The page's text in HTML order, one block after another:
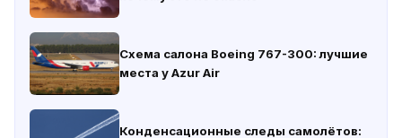
Схема салона Boeing 767-300: лучшие
места у Azur Air
Конденсационные следы самолётов: